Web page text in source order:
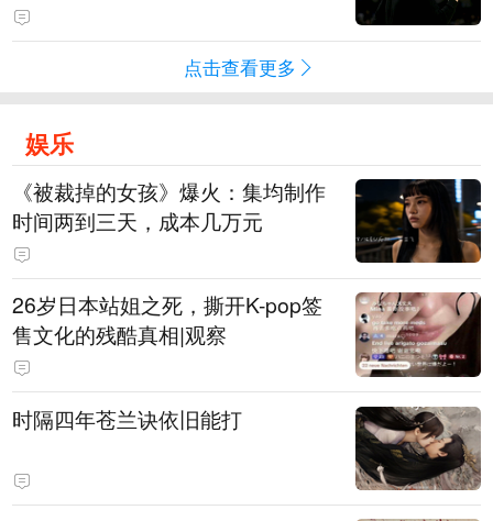
点击查看更多
娱乐
《被裁掉的女孩》爆火：集均制作
时间两到三天，成本几万元
​26岁日本站姐之死，撕开K-pop签
售文化的残酷真相|观察
时隔四年苍兰诀依旧能打